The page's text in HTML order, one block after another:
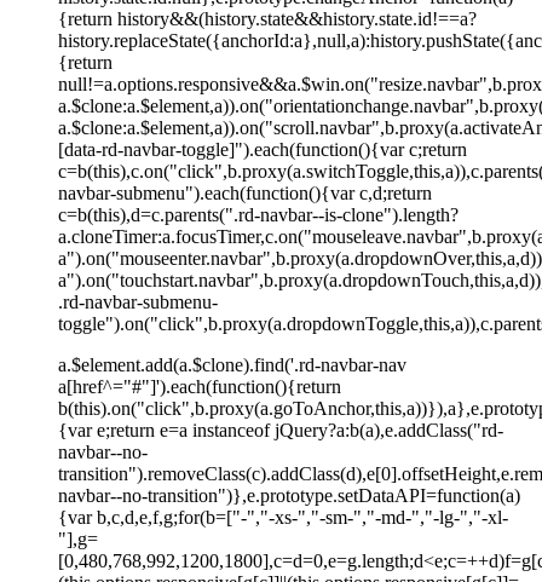
{return history&&(history.state&&history.state.id!==a?
{return
[data-rd-navbar-toggle]").each(function(){var c;return
navbar-submenu").each(function(){var c,d;return
c=b(this),d=c.parents(".rd-navbar--is-clone").length?
.rd-navbar-submenu-
a.$element.add(a.$clone).find('.rd-navbar-nav
a[href^="#"]').each(function(){return
{var e;return e=a instanceof jQuery?a:b(a),e.addClass("rd-
navbar--no-
navbar--no-transition")},e.prototype.setDataAPI=function(a)
{var b,c,d,e,f,g;for(b=["-","-xs-","-sm-","-md-","-lg-","-xl-
"],g=